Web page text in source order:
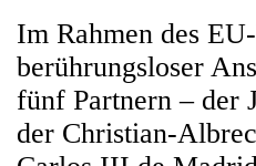
Im Rahmen des
berührungsloser
fünf Partnern – der
der Christian-